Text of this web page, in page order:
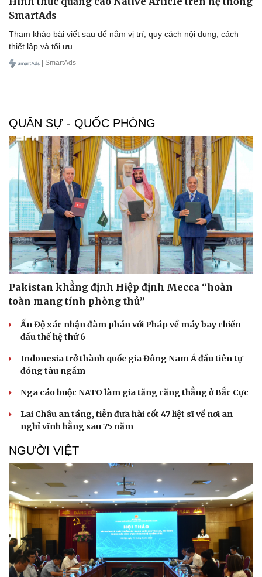
Sức khỏe
Dinh dưỡng - món ngon
Cây thuốc
Sản phụ khoa
Nhi khoa
Nam khoa
Làm đẹp - giảm cân
Phòng mạch online
Ăn sạch sống khỏe
Đời sống
Nhà đẹp
Blog
Tình yêu - Gia đình
SmartAds
Tham khảo bài viết sau để nắm vị trí, quy cách nội dung, cách
thiết lập và tối ưu.
| SmartAds
QUÂN SỰ - QUỐC PHÒNG
Pakistan khẳng định Hiệp định Mecca “hoàn
toàn mang tính phòng thủ”
Ấn Độ xác nhận đàm phán với Pháp về máy bay chiến
đấu thế hệ thứ 6
Indonesia trở thành quốc gia Đông Nam Á đầu tiên tự
đóng tàu ngầm
Nga cáo buộc NATO làm gia tăng căng thẳng ở Bắc Cực
Lai Châu an táng, tiễn đưa hài cốt 47 liệt sĩ về nơi an
nghỉ vĩnh hằng sau 75 năm
NGƯỜI VIỆT